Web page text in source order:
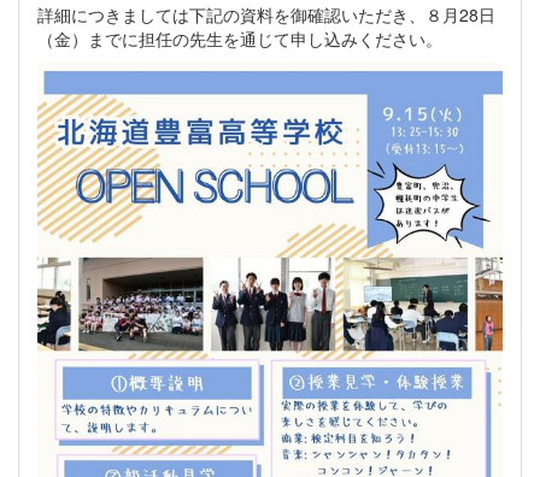
詳細につきましては下記の資料を御確認いただき、８月28日
（金）までに担任の先生を通じて申し込みください。